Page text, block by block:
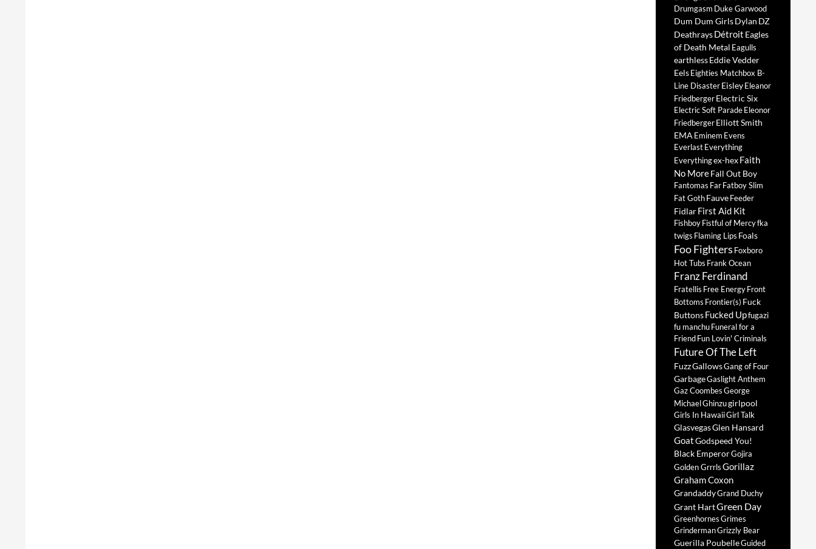
Drumgasm Duke Garwood
Dum Dum GirlsDylan DZ
DeathraysDétroit Eagles
of Death Metal Eagulls
earthlessEddie Vedder
EelsEighties Matchbox B-
Line DisasterEisleyEleanor
FriedbergerElectric Six
Electric Soft ParadeEleonor
FriedbergerElliott Smith
EMA Eminem Evens
EverlastEverything
Everythingex-hexFaith
No MoreFall Out Boy
Fantomas FarFatboy Slim
Fat GothFauveFeeder
FidlarFirst Aid Kit
FishboyFistful of Mercyfka
twigs Flaming Lips Foals
Foo Fighters Foxboro
Hot Tubs Frank Ocean
Franz Ferdinand
Fratellis Free EnergyFront
Bottoms Frontier(s) Fuck
ButtonsFucked Upfugazi
fu manchuFuneral for a
FriendFun Lovin' Criminals
Future Of The Left
FuzzGallowsGang of Four
GarbageGaslight Anthem
Gaz CoombesGeorge
MichaelGhinzugirlpool
Girls In HawaiiGirl Talk
GlasvegasGlen Hansard
GoatGodspeed You!
Black EmperorGojira
Golden GrrrlsGorillaz
Graham Coxon
GrandaddyGrand Duchy
Grant HartGreen Day
GreenhornesGrimes
GrindermanGrizzly Bear
Guerilla PoubelleGuided